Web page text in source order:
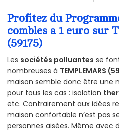
Profitez du
combles a 1 euro sur
(59175)
Les sociétés polluantes se
nombreuses à TEMPLEMARS
maison semble donc être une
pour tous les cas : isolation
etc. Contrairement aux idées
maison confortable n’est pas
personnes aisées. Même avec